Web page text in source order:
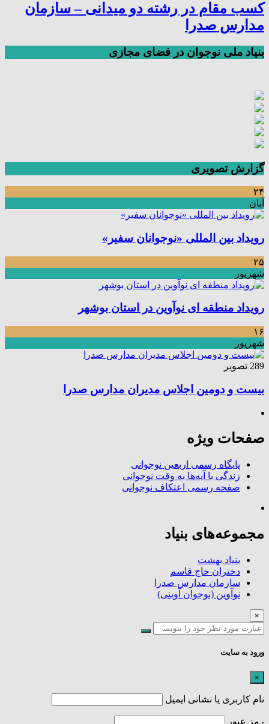
کسب مقام در رشته دو میدانی – سازمان
مدارس صدرا
بنیاد ملی نوجوان در فضای مجازی
گزارش تصویری
۲۴
آبان
رویداد بین المللی «نوجوانان سفیر»
۲۵
شهریور
رویداد منطقه ای نوآوین در استان بوشهر
۱۶
شهریور
289 تصویر
بیست و دومین اجلاس مدیران مدارس صدرا
صفحات ویژه
پایگاه رسمی اربعین نوجوانی
زندگی با آیه‌ها به وقت نوجوانی
صفحه رسمی اعتکاف نوجوانی
مجموعه‌های بنیاد
بنیاد بهشت
دختران حاج قاسم
سازمان مدارس صدرا
نوآوین (نوجوان آوینی)
×
ورود به سایت
×
نام کاربری یا نشانی ایمیل
رمز عبور